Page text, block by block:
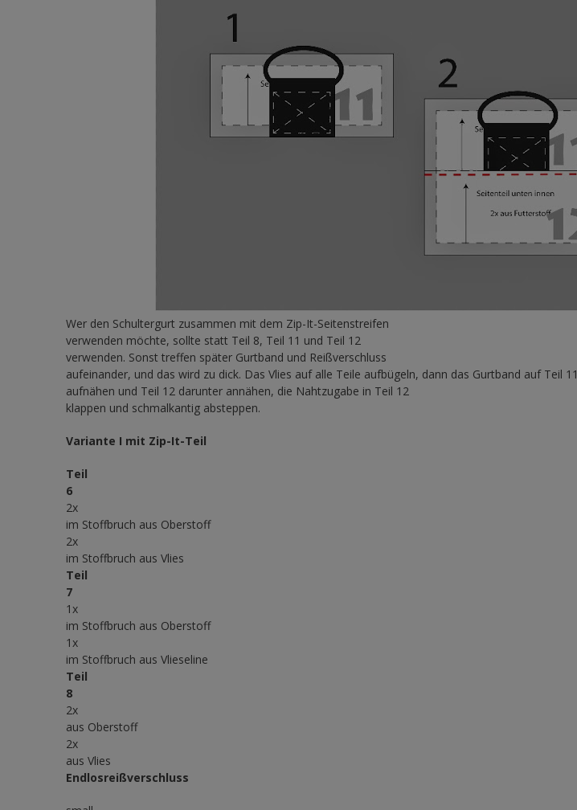
Wer den Schultergurt zusammen mit dem Zip-It-Seitenstreifen
verwenden möchte, sollte statt Teil 8, Teil 11 und Teil 12
verwenden. Sonst treffen später Gurtband und Reißverschluss
aufeinander, und das wird zu dick. Das Vlies auf alle Teile aufbügeln, dann das Gurtband auf Teil 11
aufnähen und Teil 12 darunter annähen, die Nahtzugabe in Teil 12
klappen und schmalkantig absteppen.
Variante I mit Zip-It-Teil
Teil
6
2x
im Stoffbruch aus Oberstoff
2x
im Stoffbruch aus Vlies
Teil
7
1x
im Stoffbruch aus Oberstoff
1x
im Stoffbruch aus Vlieseline
Teil
8
2x
aus Oberstoff
2x
aus Vlies
Endlosreißverschluss